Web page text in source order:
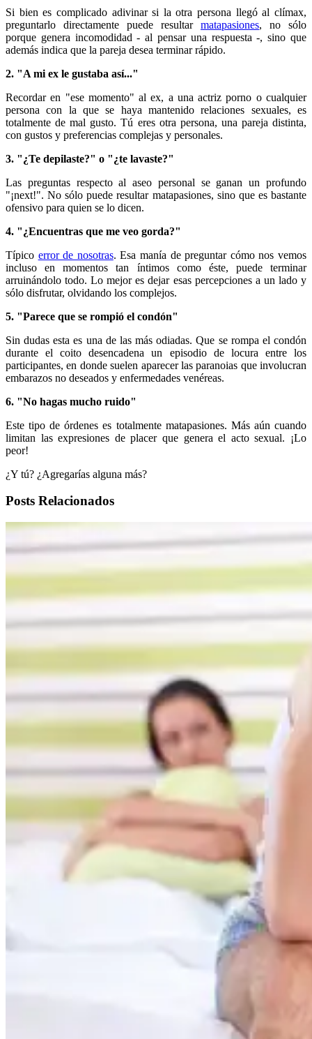
Si bien es complicado adivinar si la otra persona llegó al clímax,
preguntarlo directamente puede resultar matapasiones, no sólo
porque genera incomodidad - al pensar una respuesta -, sino que
además indica que la pareja desea terminar rápido.
2. "A mi ex le gustaba así..."
Recordar en "ese momento" al ex, a una actriz porno o cualquier
persona con la que se haya mantenido relaciones sexuales, es
totalmente de mal gusto. Tú eres otra persona, una pareja distinta,
con gustos y preferencias complejas y personales.
3. "¿Te depilaste?" o "¿te lavaste?"
Las preguntas respecto al aseo personal se ganan un profundo
"¡next!". No sólo puede resultar matapasiones, sino que es bastante
ofensivo para quien se lo dicen.
4. "¿Encuentras que me veo gorda?"
Típico error de nosotras. Esa manía de preguntar cómo nos vemos
incluso en momentos tan íntimos como éste, puede terminar
arruinándolo todo. Lo mejor es dejar esas percepciones a un lado y
sólo disfrutar, olvidando los complejos.
5. "Parece que se rompió el condón"
Sin dudas esta es una de las más odiadas. Que se rompa el condón
durante el coito desencadena un episodio de locura entre los
participantes, en donde suelen aparecer las paranoias que involucran
embarazos no deseados y enfermedades venéreas.
6. "No hagas mucho ruido"
Este tipo de órdenes es totalmente matapasiones. Más aún cuando
limitan las expresiones de placer que genera el acto sexual. ¡Lo
peor!
¿Y tú? ¿Agregarías alguna más?
Posts Relacionados